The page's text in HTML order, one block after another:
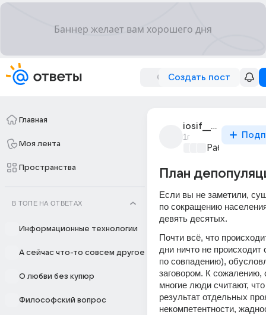
Создать пост
Главная
Моя лента
Пространства
В ТОПЕ НА ОТВЕТАХ
Информационные технологии
А сейчас что-то совсем другое
О любви без купюр
Философский вопрос
iosif__stalin
1г
Работа и ее
План
Если вы не заметили,
по сокращению
девять десятых.
Почти всё, что
дни ничто не происходит
по совпадению),
заговором. К
многие люди считают,
результат отдельных
некомпетентности,